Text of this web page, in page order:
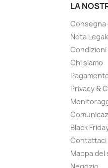
LA
Consegna
Nota
Chi siamo
Privacy &
Black
Contattaci
Mappa del